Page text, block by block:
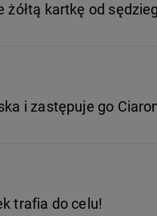
żółtą kartkę od
i zastępuje go
trafia do celu!